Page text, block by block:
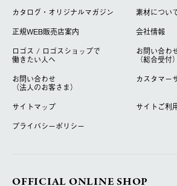
カタログ・オリジナルマガジン
素材につい
正規WEB販売店案内
会社情報
ロゴス / ロゴスショップで
働きたい人へ
お問い合わ
（総合受付）
お問い合わせ
（法人のお客さま）
カスタマー
サイトマップ
サイトご利
プライバシーポリシー
OFFICIAL ONLINE SHOP